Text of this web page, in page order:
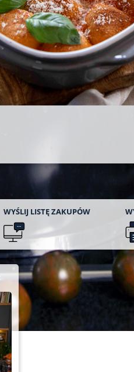
WYŚLIJ LISTĘZAKUPÓW